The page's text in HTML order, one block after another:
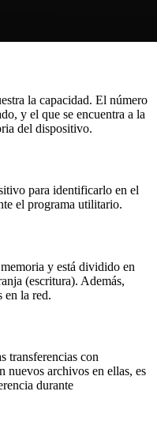
la capacidad. El número
y el que se encuentra a la
del dispositivo.
para identificarlo en el
el programa utilitario.
y está dividido en
(escritura). Además,
en la red.
transferencias con
nuevos archivos en ellas, es
durante